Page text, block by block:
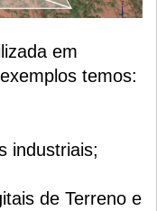
em
temos:
industriais;
de Terreno e